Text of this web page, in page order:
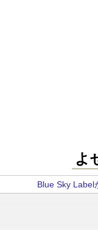
よ
Blue Sky Label